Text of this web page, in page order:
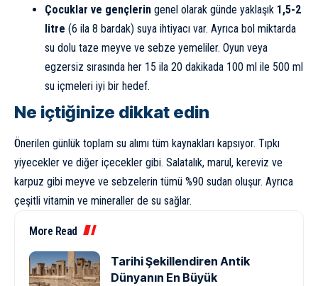
Çocuklar ve gençlerin genel olarak günde yaklaşık 1,5-2
litre (6 ila 8 bardak) suya ihtiyacı var. Ayrıca bol miktarda
su dolu taze meyve ve sebze yemeliler. Oyun veya
egzersiz sırasında her 15 ila 20 dakikada 100 ml ile 500 ml
su içmeleri iyi bir hedef.
Ne içtiğinize dikkat edin
Önerilen günlük toplam su alımı tüm kaynakları kapsıyor. Tıpkı
yiyecekler ve diğer içecekler gibi. Salatalık, marul, kereviz ve
karpuz gibi meyve ve sebzelerin tümü %90 sudan oluşur. Ayrıca
çeşitli vitamin ve mineraller de su sağlar.
More Read
Tarihi Şekillendiren Antik
Dünyanın En Büyük